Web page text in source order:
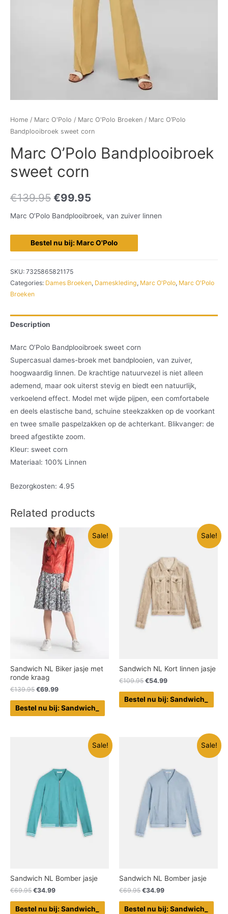
Home / Marc O'Polo / Marc O'Polo Broeken / Marc O’Polo
Bandplooibroek sweet corn
Marc O’Polo Bandplooibroek
sweet corn
€139.95 €99.95
Marc O’Polo Bandplooibroek, van zuiver linnen
Bestel nu bij: Marc O'Polo
SKU: 7325865821175
Categories: Dames Broeken, Dameskleding, Marc O'Polo, Marc O'Polo
Broeken
Description
Marc O’Polo Bandplooibroek sweet corn
Supercasual dames-broek met bandplooien, van zuiver,
hoogwaardig linnen. De krachtige natuurvezel is niet alleen
ademend, maar ook uiterst stevig en biedt een natuurlijk,
verkoelend effect. Model met wijde pijpen, een comfortabele
en deels elastische band, schuine steekzakken op de voorkant
en twee smalle paspelzakken op de achterkant. Blikvanger: de
breed afgestikte zoom.
Kleur: sweet corn
Materiaal: 100% Linnen
Bezorgkosten: 4.95
Related products
Sale!
Sandwich NL Biker jasje met
ronde kraag
€139.95 €69.99
Bestel nu bij: Sandwich_
Sale!
Sandwich NL Kort linnen jasje
€109.95 €54.99
Bestel nu bij: Sandwich_
Sale!
Sandwich NL Bomber jasje
€69.95 €34.99
Bestel nu bij: Sandwich_
Sale!
Sandwich NL Bomber jasje
€69.95 €34.99
Bestel nu bij: Sandwich_